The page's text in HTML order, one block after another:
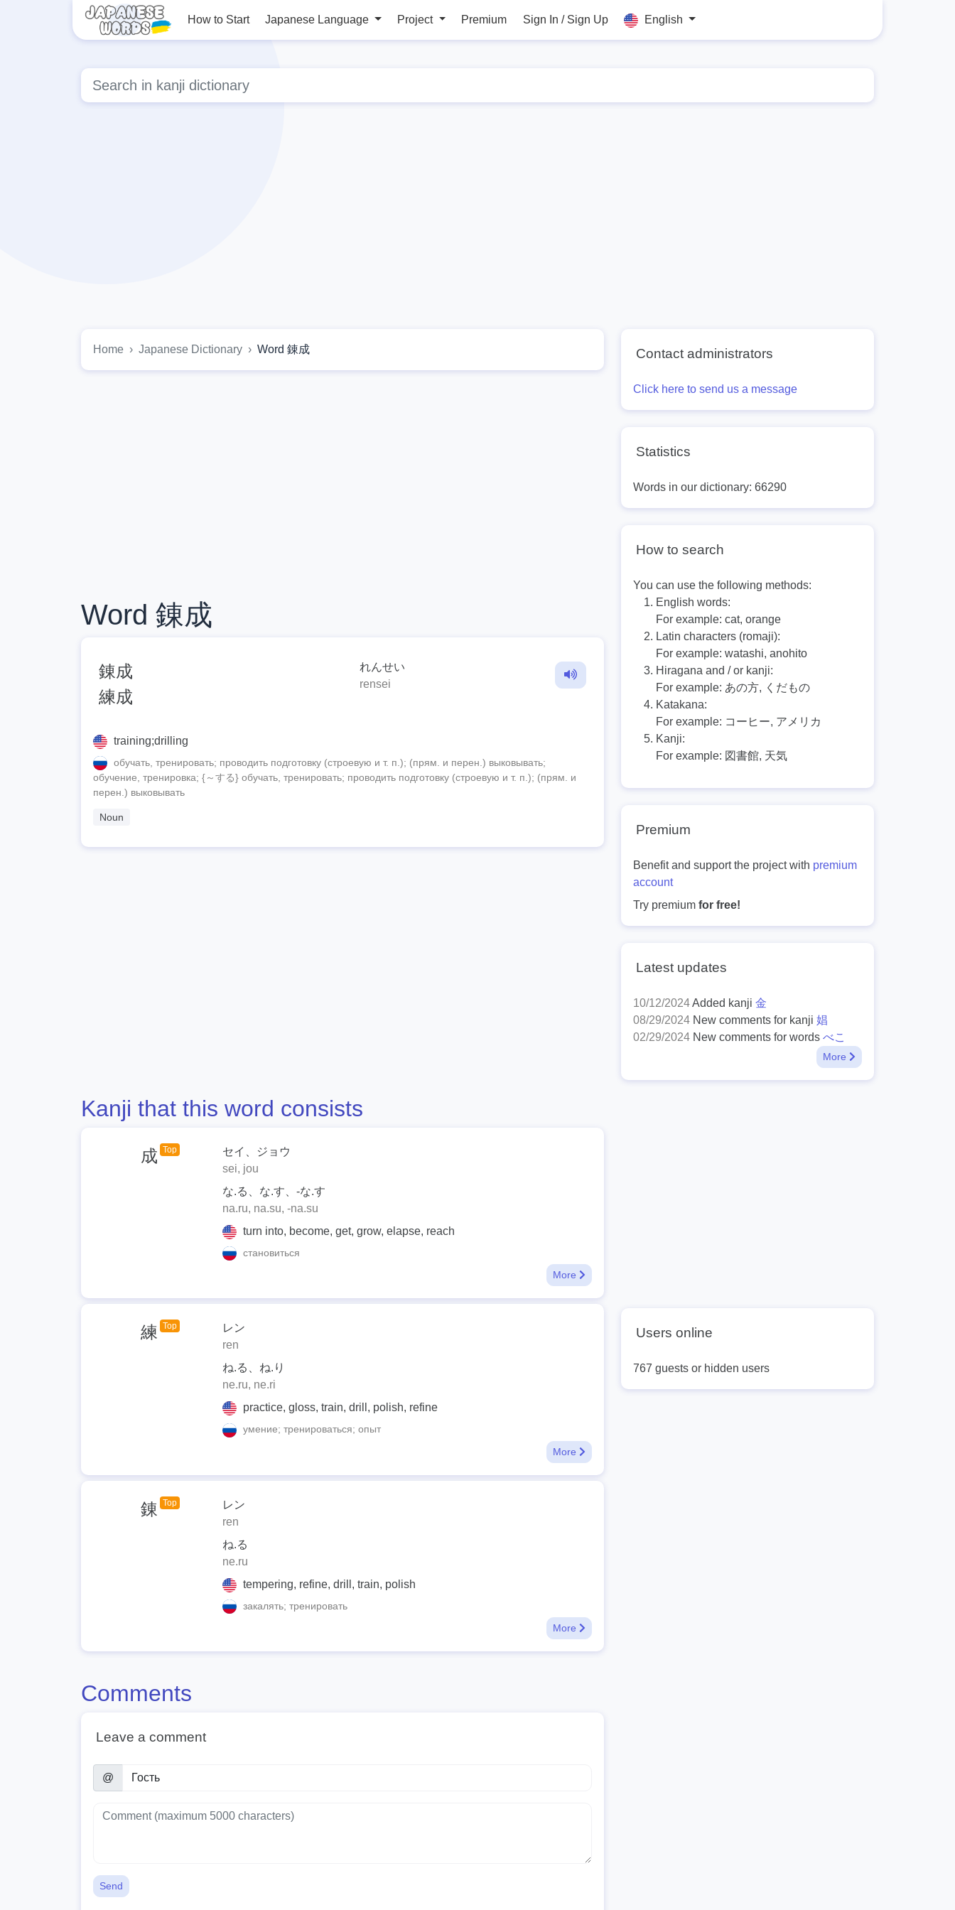
How to Start Japanese Language Project Premium Sign In / Sign Up English
Home Japanese Dictionary Word 錬成
Word 錬成
錬成
練成
れんせい
rensei
training;drilling
обучать, тренировать; проводить подготовку (строевую и т. п.); (прям. и перен.) выковывать;
обучение, тренировка; {～する} обучать, тренировать; проводить подготовку (строевую и т. п.); (прям. и
перен.) выковывать
Noun
Kanji that this word consists
成 Top
セイ、ジョウ
sei, jou
な.る、な.す、-な.す
na.ru, na.su, -na.su
turn into, become, get, grow, elapse, reach
становиться
More
練 Top
レン
ren
ね.る、ね.り
ne.ru, ne.ri
practice, gloss, train, drill, polish, refine
умение; тренироваться; опыт
More
錬 Top
レン
ren
ね.る
ne.ru
tempering, refine, drill, train, polish
закалять; тренировать
More
Comments
Leave a comment
@
Send
Contact administrators
Click here to send us a message
Statistics
Words in our dictionary: 66290
How to search
You can use the following methods:
English words:
For example: cat, orange
Latin characters (romaji):
For example: watashi, anohito
Hiragana and / or kanji:
For example: あの方, くだもの
Katakana:
For example: コーヒー, アメリカ
Kanji:
For example: 図書館, 天気
Premium
Benefit and support the project with premium
account
Try premium for free!
Latest updates
10/12/2024Added kanji 金
08/29/2024 New comments for kanji 娼
02/29/2024 New comments for words べこ
More
Users online
767 guests or hidden users